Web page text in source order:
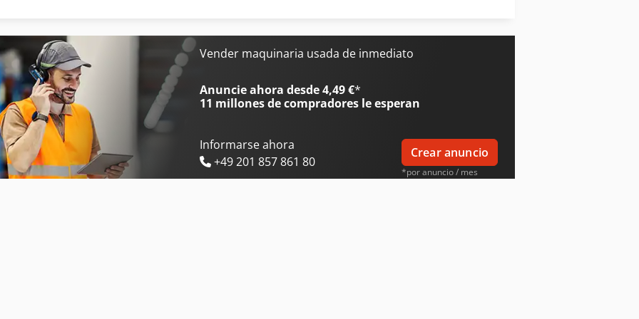
Impresoras
Rand Compresores
Mbo Plegadoras
Vender maquinaria usada de inmediato
Anuncie ahora desde 4,49 €*
11 millones de compradores le esperan
Informarse ahora
+49 201 857 861 80
Crear anuncio
*por anuncio / mes